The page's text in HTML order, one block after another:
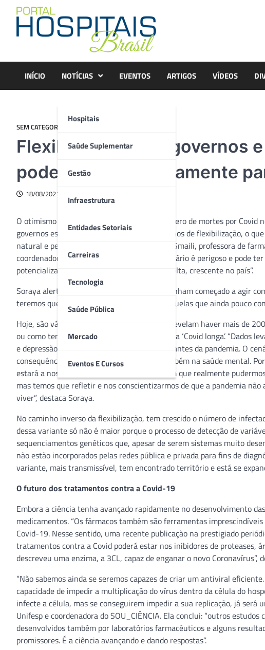
content
INÍCIO NOTÍCIAS
Hospitais
Saúde Suplementar
Gestão
Infraestrutura
Entidades Setoriais
Carreiras
Tecnologia
Saúde Pública
Mercado
Eventos E Cursos
EVENTOS ARTIGOS VÍDEOS
SEM CATEGORIA
Flexibilização dos governos
podem agravar novamente
18/08/2021
O otimismo exagerado com a redução no número de mortes por
governos estaduais se apressem em seus planos de flexibilização, o
natural e perigoso relaxamento. Para Soraya Smaili, professora de
coordenadora do centro SOU_CIÊNCIA, “o cenário é perigoso e pode
potencializado por novas variantes, como a delta, crescente no país”.
Soraya alerta que, embora muitas pessoas tenham começado a agir
teremos que lidar com a Covid longa, com sequelas que ainda pouco
Hoje, são vários os trabalhos científicos que revelam haver mais de
ou como tem sido chamada a partir do inglês, a ‘Covid longa’. “Dados
e depressão na comparação com os números antes da pandemia. O
consequências em diversos órgãos, como também na saúde mental.
estará a nossa saúde de fato, no momento em que realmente
mas temos que refletir e nos conscientizarmos de que a pandemia
viver”, destaca Soraya.
No caminho inverso da flexibilização, tem crescido o número de
dessa variante só não é maior porque o processo de detecção de
sequenciamentos genéticos que, apesar de serem sistemas muito
não estão incorporados pelas redes pública e privada para fins de
variante, mais transmissível, tem encontrado território e está se
O futuro dos tratamentos contra a Covid-19
Embora a ciência tenha avançado rapidamente no desenvolvimento
medicamentos. “Os fármacos também são ferramentas
Covid-19. Nesse sentido, uma recente publicação na prestigiado
tratamentos contra a Covid poderá estar nos inibidores de proteases,
descreveu uma enzima, a 3CL, capaz de enganar o novo Coronavírus”,
“Não sabemos ainda se seremos capazes de criar um antiviral
capacidade de impedir a multiplicação do vírus dentro da célula do
infecte a célula, mas se conseguirem impedir a sua replicação, já será
Unifesp e coordenadora do SOU_CIÊNCIA. Ela conclui: “outros
desenvolvidos também por laboratórios farmacêuticos e alguns
promissores. É a ciência avançando e dando respostas”.